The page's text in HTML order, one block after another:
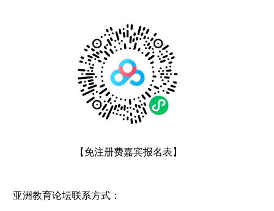
【免注册费嘉宾报名表】
洲教育论坛联系方式：